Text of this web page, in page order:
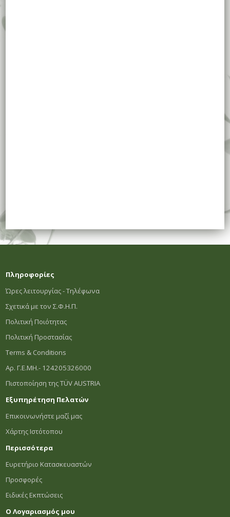
Πληροφορίες
Ώρες λειτουργίας - Τηλέφωνα
Σχετικά με τον Σ.Φ.Η.Π.
Πολιτική Ποιότητας
Πολιτική Προστασίας
Terms & Conditions
Αρ. Γ.Ε.ΜΗ.- 124205326000
Πιστοποίηση της TÜV AUSTRIA
Εξυπηρέτηση Πελατών
Επικοινωνήστε μαζί μας
Χάρτης Ιστότοπου
Περισσότερα
Ευρετήριο Κατασκευαστών
Προσφορές
Ειδικές Εκπτώσεις
Ο Λογαριασμός μου